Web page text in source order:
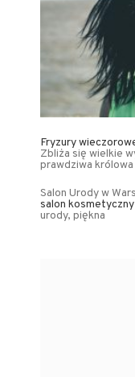
Fryzury
Zbliża się wielkie
prawdziwa
Salon Urody w
salon
urody, piękna